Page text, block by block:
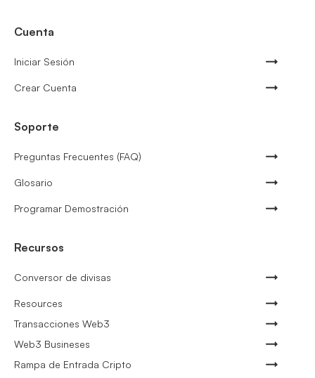
Cuenta
Iniciar Sesión
Crear Cuenta
Soporte
Preguntas Frecuentes (FAQ)
Glosario
Programar Demostración
Recursos
Conversor de divisas
Resources
Transacciones Web3
Web3 Busineses
Rampa de Entrada Cripto